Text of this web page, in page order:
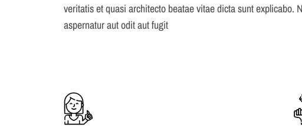
veritatis et quasi architecto beatae vitae dicta sunt explicabo.
aspernatur aut odit aut fugit